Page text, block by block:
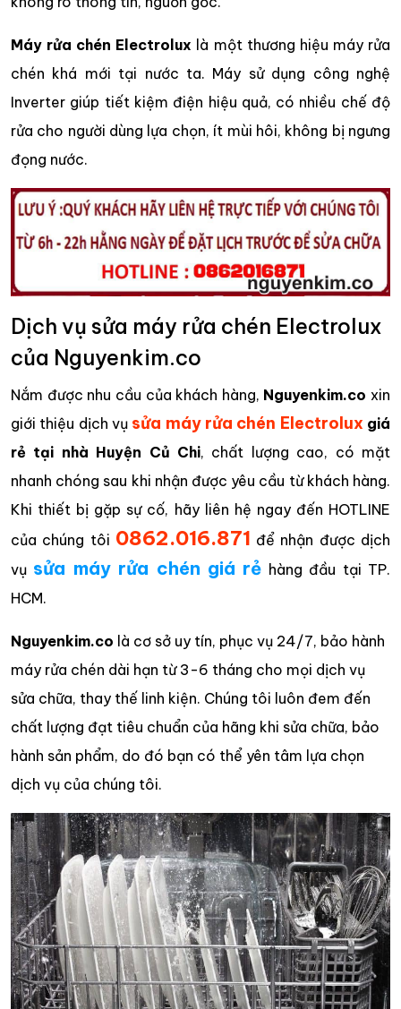
Máy rửa chén Electrolux là một thương hiệu máy rửa
chén khá mới tại nước ta. Máy sử dụng công nghệ
Inverter giúp tiết kiệm điện hiệu quả, có nhiều chế độ
rửa cho người dùng lựa chọn, ít mùi hôi, không bị ngưng
đọng nước.
Dịch vụ sửa máy rửa chén Electrolux
của Nguyenkim.co
Nắm được nhu cầu của khách hàng, Nguyenkim.co xin
giới thiệu dịch vụ sửa máy rửa chén Electrolux giá
rẻ tại nhà Huyện Củ Chi, chất lượng cao, có mặt
nhanh chóng sau khi nhận được yêu cầu từ khách hàng.
Khi thiết bị gặp sự cố, hãy liên hệ ngay đến HOTLINE
của chúng tôi 0862.016.871 để nhận được dịch
vụ sửa máy rửa chén giá rẻ hàng đầu tại TP.
HCM.
Nguyenkim.co là cơ sở uy tín, phục vụ 24/7, bảo hành
máy rửa chén dài hạn từ 3-6 tháng cho mọi dịch vụ
sửa chữa, thay thế linh kiện. Chúng tôi luôn đem đến
chất lượng đạt tiêu chuẩn của hãng khi sửa chữa, bảo
hành sản phẩm, do đó bạn có thể yên tâm lựa chọn
dịch vụ của chúng tôi.